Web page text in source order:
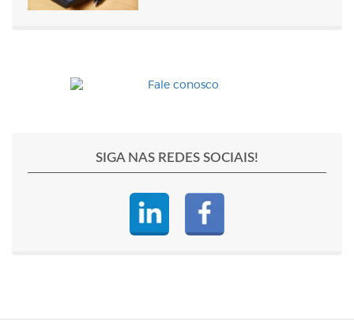
SIGA NAS REDES SOCIAIS!